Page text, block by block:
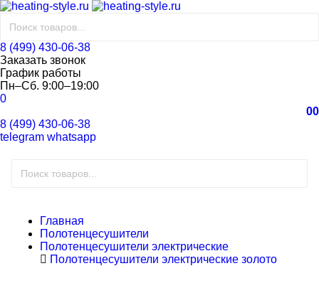
8 (499) 430-06-38
Заказать звонок
График работы
Пн–Сб. 9:00–19:00
0
00
8 (499) 430-06-38
telegram whatsapp
Главная
Полотенцесушители
Полотенцесушители электрические
Полотенцесушители электрические золото